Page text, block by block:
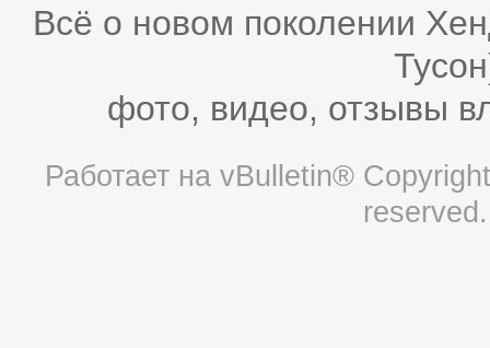
Всё о новом поколении
фото, видео, отзывы
Работает на vBulletin®